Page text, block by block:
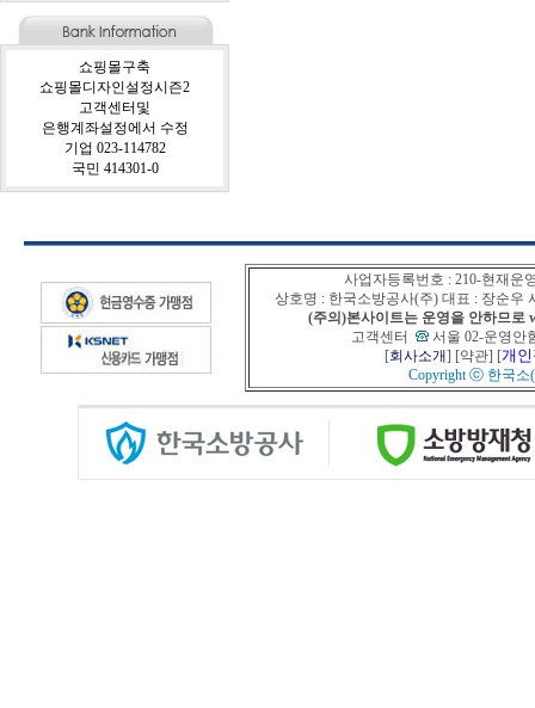
쇼핑몰구축
쇼핑몰디자인설정시즌2
고객센터및
은행계좌설정에서 수정
기업 023-114782
국민 414301-0
사업자등록번호 : 210-현재운
상호명 : 한국소방공사(주) 대표 : 장순우
(주의)본사이트는 운영을 안하므로
고객센터
서울 02-운영안
[회사소개] [약관] [개
Copyright ⓒ 한국소